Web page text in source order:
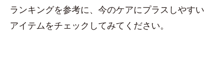
ランキングを参考に、今のケアにプラスしやすい
アイテムをチェックしてみてください。